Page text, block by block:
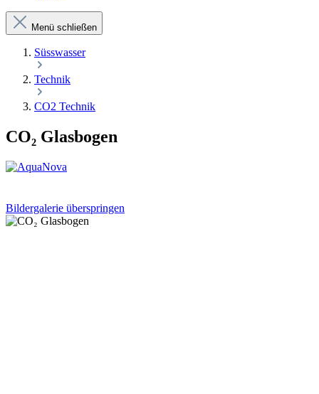
Menü schließen
Süsswasser
Technik
CO2 Technik
CO₂ Glasbogen
Bildergalerie überspringen